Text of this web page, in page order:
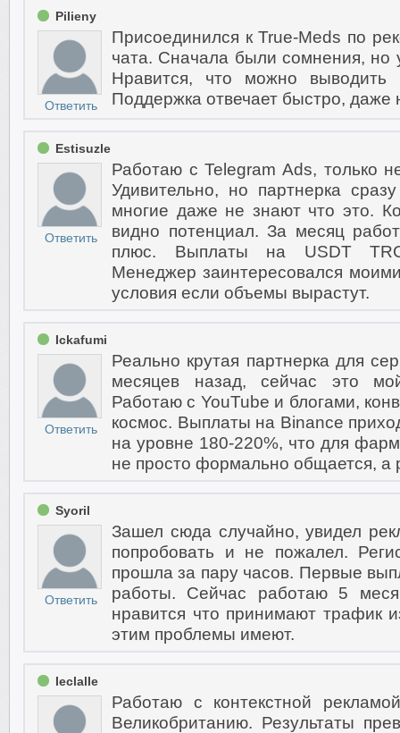
Pilieny
Ответить
Присоединился к True-Meds по
чата. Сначала были сомнения, но
Нравится, что можно
Поддержка отвечает быстро, даже
Estisuzle
Ответить
Работаю с Telegram Ads, только
Удивительно, но партнерка
многие даже не знают что это.
видно потенциал. За месяц
плюс. Выплаты на USDT
Менеджер заинтересовался
условия если объемы вырастут.
Ickafumi
Ответить
Реально крутая партнерка для
месяцев назад, сейчас это
Работаю с YouTube и блогами,
космос. Выплаты на Binance
на уровне 180-220%, что для
не просто формально общается, а
Syoril
Ответить
Зашел сюда случайно, увидел
попробовать и не пожалел.
прошла за пару часов. Первые
работы. Сейчас работаю 5
нравится что принимают трафик
этим проблемы имеют.
Ieclalle
Работаю с контекстной
Великобританию. Результаты